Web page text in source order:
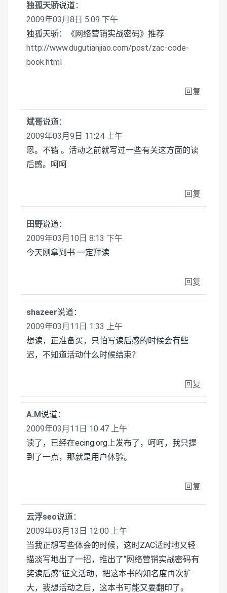
独孤天骄说道：
2009年03月8日 5:09 下午
独孤天骄：《网络营销实战密码》推荐
http://www.dugutianjiao.com/post/zac-code-
book.html
回复
斌哥说道：
2009年03月9日 11:24 上午
恩。不错 。活动之前就写过一些有关这方面的读
后感。呵呵
回复
田野说道：
2009年03月10日 8:13 下午
今天刚拿到书 一定拜读
回复
shazeer说道：
2009年03月11日 1:33 上午
想读，正准备买，只怕写读后感的时候会有些
迟，不知道活动什么时候结束？
回复
A.M说道：
2009年03月11日 10:47 上午
读了，已经在ecing.org上发布了，呵呵，我只提
到了一点，那就是用户体验。
回复
云浮seo说道：
2009年03月13日 12:00 上午
当我正想写些体会的时候，这时ZAC适时地又轻
描淡写地出了一招，推出了“网络营销实战密码有
奖读后感”征文活动，把这本书的知名度再次扩
大，我想活动之后，这本书可能又要翻印了。